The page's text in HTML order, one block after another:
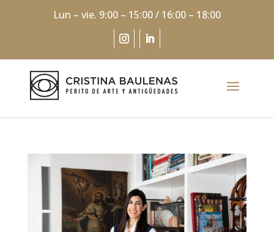
Lun – vie. 9:00 – 15:00 / 16:00 – 18:00